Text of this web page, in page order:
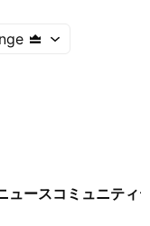
ュースコミュニティ